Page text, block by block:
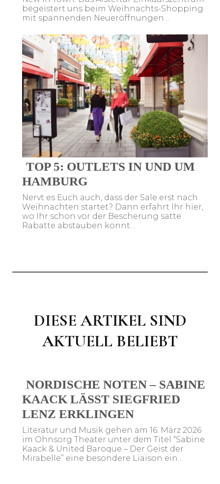
begeistert uns beim Weihnachts-Shopping
mit spannenden Neueröffnungen…
TOP 5: OUTLETS IN UND UM
HAMBURG
Nervt es Euch auch, dass der Sale erst nach
Weihnachten startet? Dann erfahrt Ihr hier,
wo Ihr schon vor der Bescherung satte
Rabatte abstauben könnt…
DIESE ARTIKEL SIND
AKTUELL BELIEBT
NORDISCHE NOTEN – SABINE
KAACK LÄSST SIEGFRIED
LENZ ERKLINGEN
Literatur und Musik gehen am 16. März 2026
im Ohnsorg Theater unter dem Titel “Sabine
Kaack & United Baroque – Der Geist der
Mirabelle” eine besondere Liaison ein…